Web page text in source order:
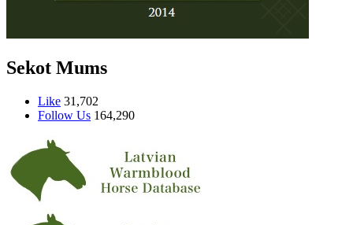
Sekot Mums
Like 31,702
Follow Us 164,290